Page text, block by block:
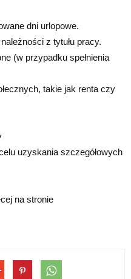
dni urlopowe.
z tytułu pracy.
(w przypadku spełnienia
takie jak renta czy
uzyskania szczegółowych
na stronie